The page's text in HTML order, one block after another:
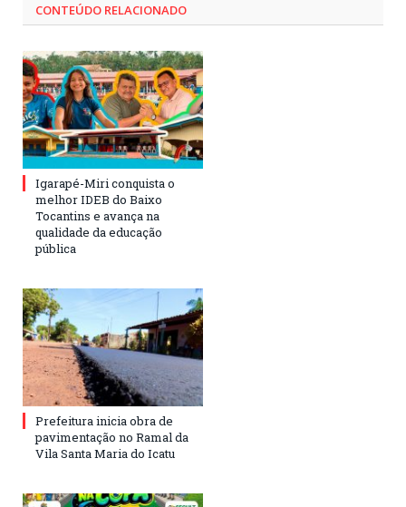
CONTEÚDO RELACIONADO
Igarapé-Miri conquista o
melhor IDEB do Baixo
Tocantins e avança na
qualidade da educação
pública
Prefeitura inicia obra de
pavimentação no Ramal da
Vila Santa Maria do Icatu